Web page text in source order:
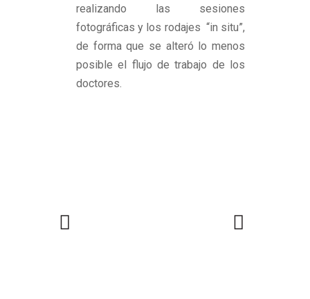
realizando las sesiones
fotográficas y los rodajes “in situ”,
de forma que se alteró lo menos
posible el flujo de trabajo de los
doctores.